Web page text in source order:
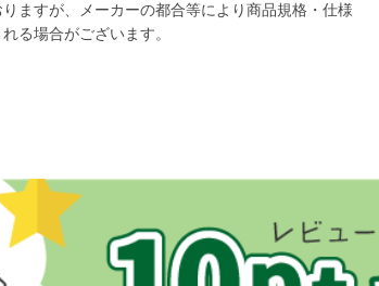
ますが、メーカーの都合等により商品規格・仕様
る場合がございます。